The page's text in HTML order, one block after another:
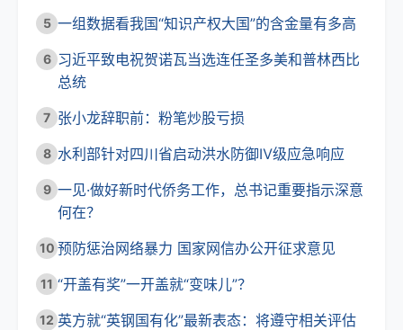
5 一组数据看我国“知识产权大国”的含金量有多高
6 习近平致电祝贺诺瓦当选连任圣多美和普林西比
总统
7 张小龙辞职前：粉笔炒股亏损
8 水利部针对四川省启动洪水防御Ⅳ级应急响应
9 一见·做好新时代侨务工作，总书记重要指示深意
何在？
10 预防惩治网络暴力 国家网信办公开征求意见
11 “开盖有奖”一开盖就“变味儿”？
12 英方就“英钢国有化”最新表态：将遵守相关评估